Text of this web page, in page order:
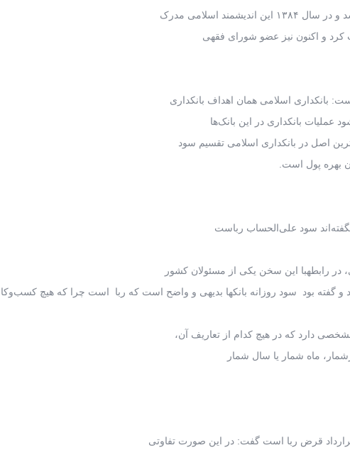
اسلامی مدرک
کرد و اکنون نیز عضو شورای فقهی
بانکداری اسلامی همان اهداف بانکداری
عملیات بانکداری در این بانک‌ها
اصل در بانکداری اسلامی تقسیم سود
بهره پول است.
سود علی‌الحساب رباست
رابطهبا این سخن یکی از مسئولان کشور
و گفته بود سود روزانه بانکها بدیهی و واضح است که ربا است چرا که هیچ
دارد که در هیچ کدام از تعاریف آن،
ماه شمار یا سال شمار
قرض ربا است گفت: در این صورت تفاوتی